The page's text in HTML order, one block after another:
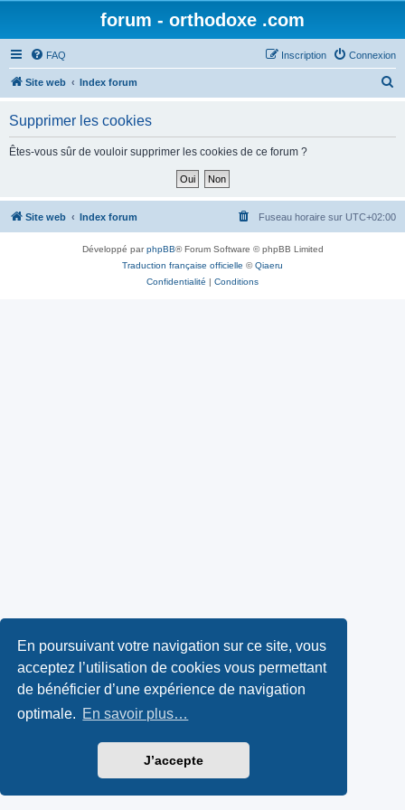
En poursuivant votre navigation sur ce site, vous
acceptez l’utilisation de cookies vous permettant
de bénéficier d’une expérience de navigation
optimale. En savoir plus…
J’accepte
forum - orthodoxe .com
FAQ Connexion
Inscription
Site web Index forum
h
Supprimer les cookies
Êtes-vous sûr de vouloir supprimer les cookies de ce forum ?
Site web Index forum Fuseau horaire sur UTC+02:00
Développé parphpBB® Forum Software © phpBB Limited
Traduction française officielle ©Qiaeru
Confidentialité | Conditions